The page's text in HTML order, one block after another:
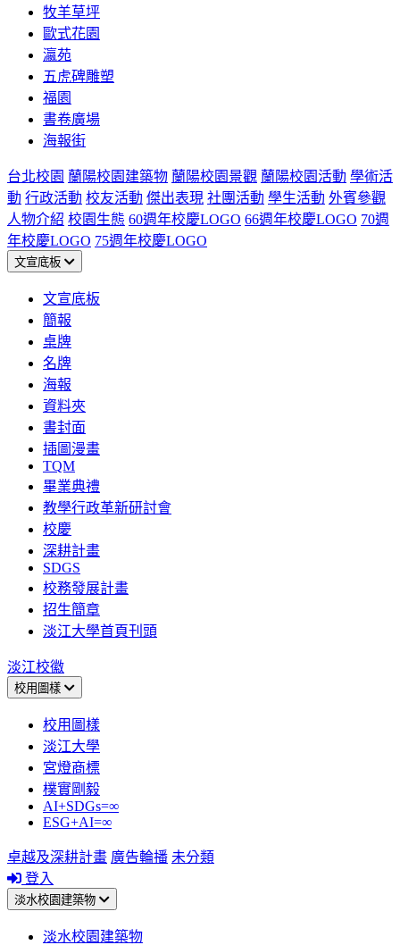
牧羊草坪
歐式花園
瀛苑
五虎碑雕塑
福園
書卷廣場
海報街
台北校園 蘭陽校園建築物 蘭陽校園景觀 蘭陽校園活動 學術活
動 行政活動 校友活動 傑出表現 社團活動 學生活動 外賓參觀
人物介紹 校園生態 60週年校慶LOGO 66週年校慶LOGO 70週
年校慶LOGO 75週年校慶LOGO
文宣底板
文宣底板
簡報
桌牌
名牌
海報
資料夾
書封面
插圖漫畫
TQM
畢業典禮
教學行政革新研討會
校慶
深耕計畫
SDGS
校務發展計畫
招生簡章
淡江大學首頁刊頭
淡江校徽
校用圖樣
校用圖樣
淡江大學
宮燈商標
樸實剛毅
AI+SDGs=∞
ESG+AI=∞
卓越及深耕計畫 廣告輪播 未分類
登入
淡水校園建築物
淡水校園建築物